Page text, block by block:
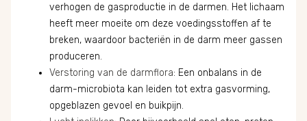
verhogen de gasproductie in de darmen. Het lichaam
heeft meer moeite om deze voedingsstoffen af te
breken, waardoor bacteriën in de darm meer gassen
produceren.
Verstoring van de darmflora: Een onbalans in de
darm-microbiota kan leiden tot extra gasvorming,
opgeblazen gevoel en buikpijn.